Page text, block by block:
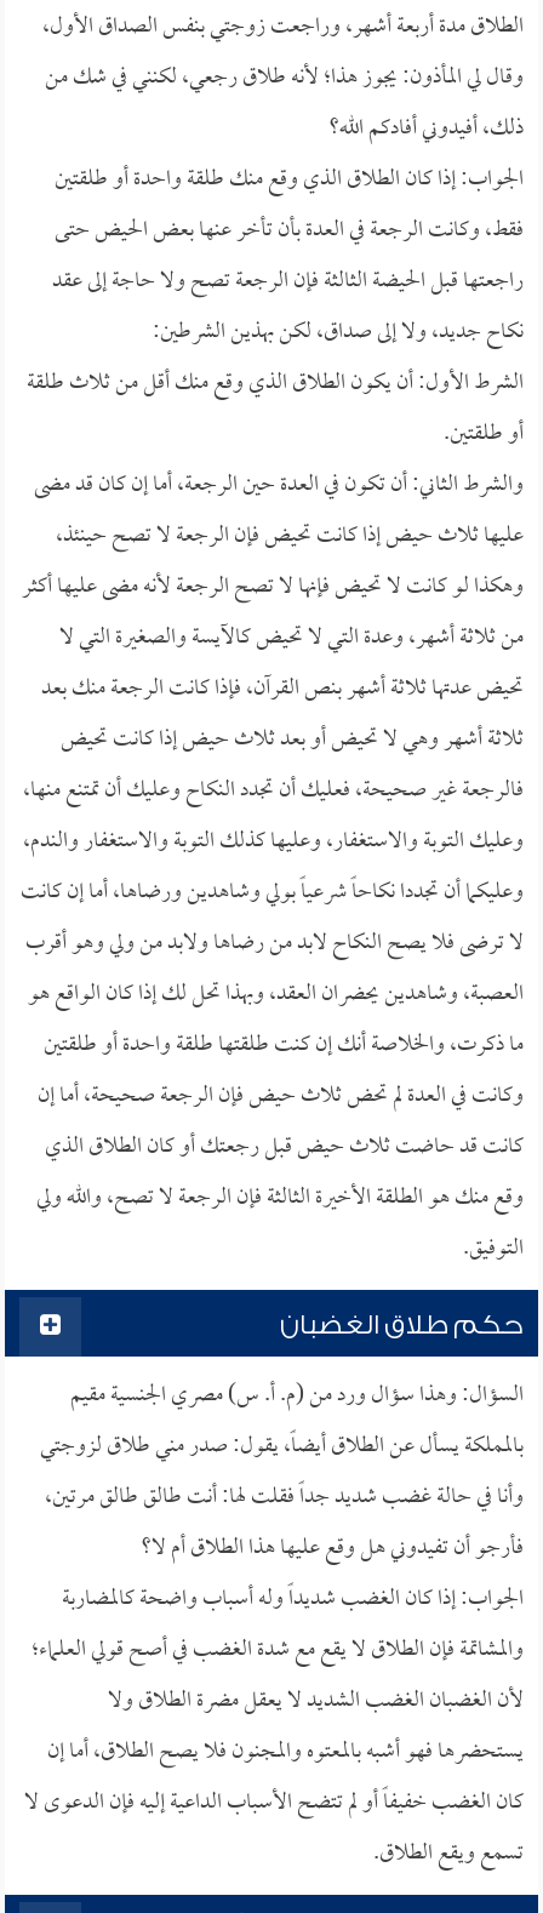
الطلاق مدة أربعة أشهر، وراجعت زوجتي بنفس الصداق الأول،
وقال لي المأذون: يجوز هذا؛ لأنه طلاق رجعي، لكنني في شك من
ذلك، أفيدوني أفادكم الله؟
الجواب: إذا كان الطلاق الذي وقع منك طلقة واحدة أو طلقتين
فقط، وكانت الرجعة في العدة بأن تأخر عنها بعض الحيض حتى
راجعتها قبل الحيضة الثالثة فإن الرجعة تصح ولا حاجة إلى عقد
نكاح جديد، ولا إلى صداق، لكن بهذين الشرطين:
الشرط الأول: أن يكون الطلاق الذي وقع منك أقل من ثلاث طلقة
أو طلقتين.
والشرط الثاني: أن تكون في العدة حين الرجعة، أما إن كان قد مضى
عليها ثلاث حيض إذا كانت تحيض فإن الرجعة لا تصح حينئذ،
وهكذا لو كانت لا تحيض فإنها لا تصح الرجعة لأنه مضى عليها أكثر
من ثلاثة أشهر، وعدة التي لا تحيض كالآيسة والصغيرة التي لا
تحيض عدتها ثلاثة أشهر بنص القرآن، فإذا كانت الرجعة منك بعد
ثلاثة أشهر وهي لا تحيض أو بعد ثلاث حيض إذا كانت تحيض
فالرجعة غير صحيحة، فعليك أن تجدد النكاح وعليك أن تمتنع منها،
وعليك التوبة والاستغفار، وعليها كذلك التوبة والاستغفار والندم،
وعليكما أن تجددا نكاحاً شرعياً بولي وشاهدين ورضاها، أما إن كانت
لا ترضى فلا يصح النكاح لابد من رضاها ولابد من ولي وهو أقرب
العصبة، وشاهدين يحضران العقد، وبهذا تحل لك إذا كان الواقع هو
ما ذكرت، والخلاصة أنك إن كنت طلقتها طلقة واحدة أو طلقتين
وكانت في العدة لم تحض ثلاث حيض فإن الرجعة صحيحة، أما إن
كانت قد حاضت ثلاث حيض قبل رجعتك أو كان الطلاق الذي
وقع منك هو الطلقة الأخيرة الثالثة فإن الرجعة لا تصح، والله ولي
التوفيق.
حكم طلاق الغضبان
السؤال: وهذا سؤال ورد من (م. أ. س) مصري الجنسية مقيم
بالمملكة يسأل عن الطلاق أيضاً، يقول: صدر مني طلاق لزوجتي
وأنا في حالة غضب شديد جداً فقلت لها: أنت طالق طالق مرتين،
فأرجو أن تفيدوني هل وقع عليها هذا الطلاق أم لا؟
الجواب: إذا كان الغضب شديداً وله أسباب واضحة كالمضاربة
والمشاتمة فإن الطلاق لا يقع مع شدة الغضب في أصح قولي العلماء؛
لأن الغضبان الغضب الشديد لا يعقل مضرة الطلاق ولا
يستحضرها فهو أشبه بالمعتوه والمجنون فلا يصح الطلاق، أما إن
كان الغضب خفيفاً أو لم تتضح الأسباب الداعية إليه فإن الدعوى لا
تسمع ويقع الطلاق.